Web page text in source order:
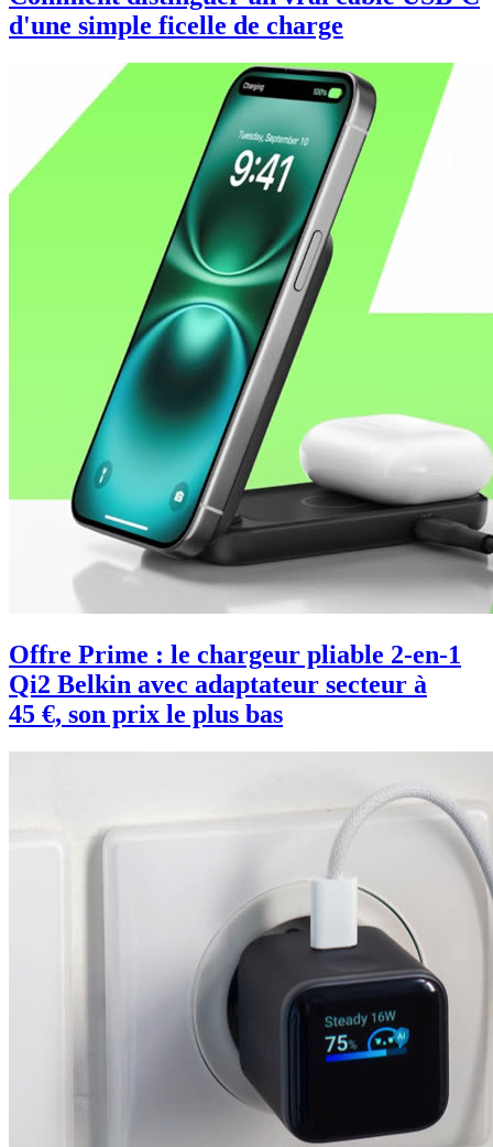
d'une simple ficelle de charge
Offre Prime : le chargeur pliable 2-en-1
Qi2 Belkin avec adaptateur secteur à
45 €, son prix le plus bas